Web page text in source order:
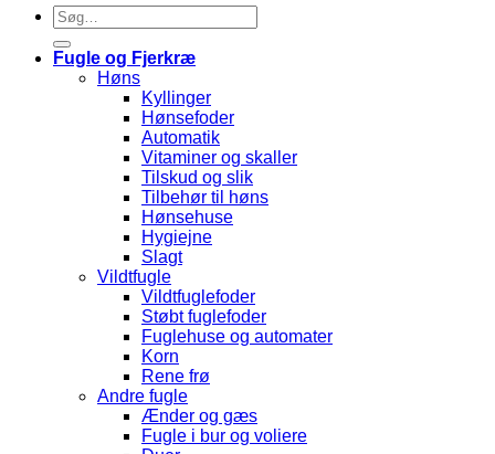
Søg
efter:
Fugle og Fjerkræ
Høns
Kyllinger
Hønsefoder
Automatik
Vitaminer og skaller
Tilskud og slik
Tilbehør til høns
Hønsehuse
Hygiejne
Slagt
Vildtfugle
Vildtfuglefoder
Støbt fuglefoder
Fuglehuse og automater
Korn
Rene frø
Andre fugle
Ænder og gæs
Fugle i bur og voliere